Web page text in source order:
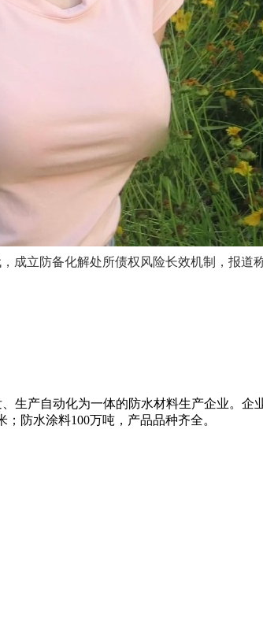
成立防备化解处所债权风险长效机制，报道称
生产自动化为一体的防水材料生产企业。
防水涂料100万吨，产品品种齐全。